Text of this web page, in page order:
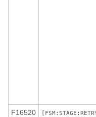
F16520